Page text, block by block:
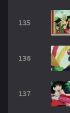
135
136
137